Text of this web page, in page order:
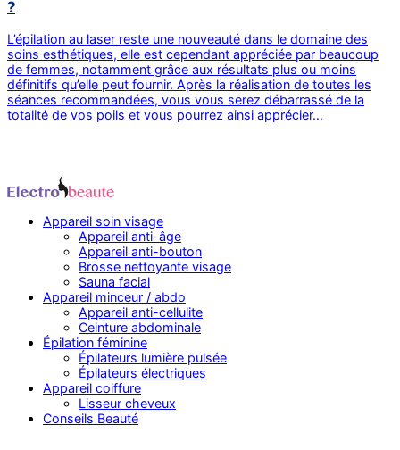
?
L’épilation au laser reste une nouveauté dans le domaine des
soins esthétiques, elle est cependant appréciée par beaucoup
de femmes, notamment grâce aux résultats plus ou moins
définitifs qu’elle peut fournir. Après la réalisation de toutes les
séances recommandées, vous vous serez débarrassé de la
totalité de vos poils et vous pourrez ainsi apprécier…
Appareil soin visage
Appareil anti-âge
Appareil anti-bouton
Brosse nettoyante visage
Sauna facial
Appareil minceur / abdo
Appareil anti-cellulite
Ceinture abdominale
Épilation féminine
Épilateurs lumière pulsée
Épilateurs électriques
Appareil coiffure
Lisseur cheveux
Conseils Beauté